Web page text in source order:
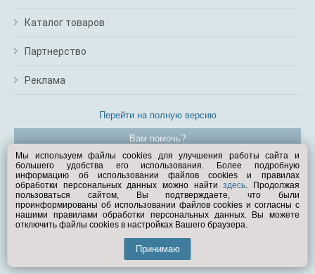
Каталог товаров
Партнерство
Реклама
Перейти на полную версию
Вам помочь?
© Exist.ru 1998—2026
Мы используем файлы cookies для улучшения работы сайта и
большего удобства его использования. Более подробную
информацию об использовании файлов cookies и правилах
обработки персональных данных можно найтиздесь. Продолжая
пользоваться сайтом, Вы подтверждаете, что были
проинформированы об использовании файлов cookies и согласны с
нашими правилами обработки персональных данных. Вы можете
отключить файлы cookies в настройках Вашего браузера.
Принимаю